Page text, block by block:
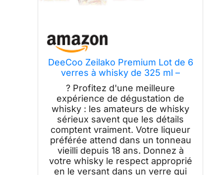
DeeCoo Zeilako Premium Lot de 6
verres à whisky de 325 ml –
Verres à l'ancienne, bourbon,
rhum, bar (mixte)
? Profitez d'une meilleure
expérience de dégustation de
whisky : les amateurs de whisky
sérieux savent que les détails
comptent vraiment. Votre liqueur
préférée attend dans un tonneau
vieilli depuis 18 ans. Donnez à
votre whisky le respect approprié
en le versant dans un verre qui